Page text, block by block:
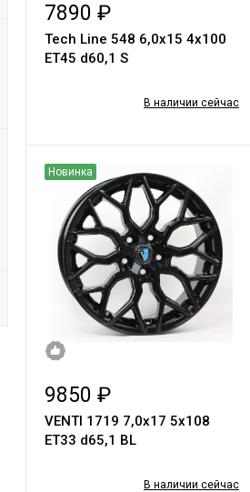
7890 ₽
Tech Line 548 6,0х15 4х100
ЕТ45 d60,1 S
В наличии сейчас
Новинка
9850 ₽
VENTI 1719 7,0х17 5х108
ET33 d65,1 BL
В наличии сейчас